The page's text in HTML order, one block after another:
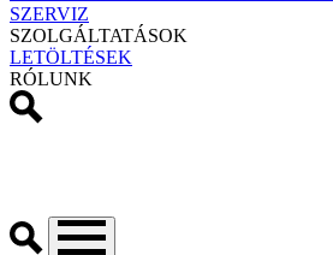
SZERVIZ
SZOLGÁLTATÁSOK
LETÖLTÉSEK
RÓLUNK